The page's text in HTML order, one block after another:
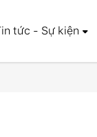
tức - Sự kiện